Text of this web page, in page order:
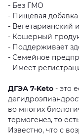
- Без ГМО
- Пищевая добавка
- Вегетарианский
- Кошерный
- Поддерживает
- Семейное
- Имеет
ДГЭА 7-Keto - это
во многих
термогенез, то
Известно, что с